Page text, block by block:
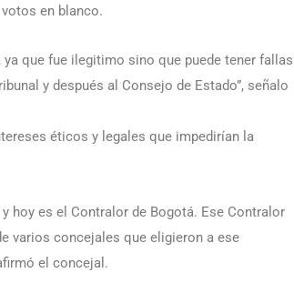
en blanco.
que fue ilegitimo sino que puede tener fallas
y después al Consejo de Estado”, señalo
éticos y legales que impedirían la
hoy es el Contralor de Bogotá. Ese Contralor
varios concejales que eligieron a ese
el concejal.